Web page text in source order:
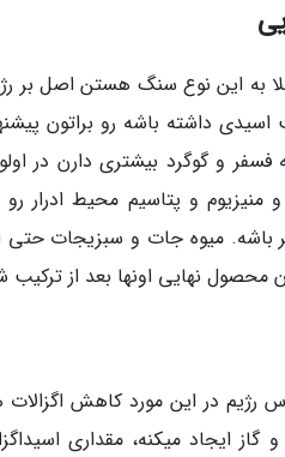
به این نوع سنگ هستن اصل
داشته باشه رو براتون
فسفر و گوگرد بیشتری دارن در
و پتاسیم محیط ادرار
باشه. میوه جات و سبزیجات
محصول نهایی اونها بعد از
رژیم در این مورد کاهش
ایجاد میکنه، مقداری